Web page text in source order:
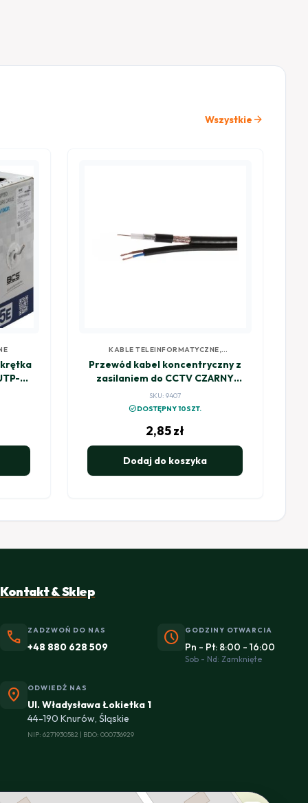
Wszystkie arrow_forward
KABLE TELEINFORMATYCZNE
KONCENTRYK
Przewód kabel koncentryczny z
zasilaniem do CCTV CZARNY
K60+2x0,5mm2 GETFORT 1m
SKU: 9407
check_circleDOSTĘPNY 10SZT.
2,85zł
Dodaj do koszyka
Kontakt & Sklep
phone ZADZWOŃ DO NAS
+48 880 628 509 schedule GODZINY OTWARCIA
Pn - Pt: 8:00 - 16:00
Sob - Nd: Zamknięte
location_on ODWIEDŹ NAS
Ul. Władysława Łokietka 1
44-190 Knurów, Śląskie
NIP: 6271930582 | BDO: 000736929